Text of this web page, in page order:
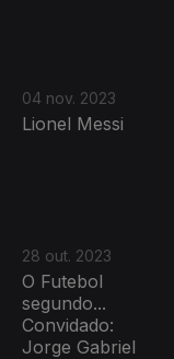
04 nov. 2023
Lionel Messi
28 out. 2023
O Futebol
segundo...
Convidado:
Jorge Gabriel